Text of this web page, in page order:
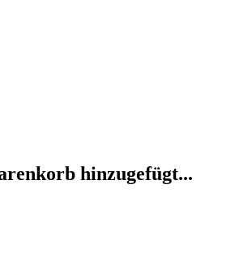
hinzugefügt...